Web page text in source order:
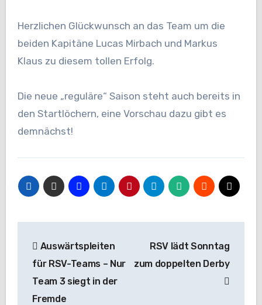
Herzlichen Glückwunsch an das Team um die
beiden Kapitäne Lucas Mirbach und Markus
Klaus zu diesem tollen Erfolg.
Die neue „reguläre“ Saison steht auch bereits in
den Startlöchern, eine Vorschau dazu gibt es
demnächst!
Auswärtspleiten
für RSV-Teams – Nur
Team 3 siegt in der
Fremde
RSV lädt Sonntag
zum doppelten Derby